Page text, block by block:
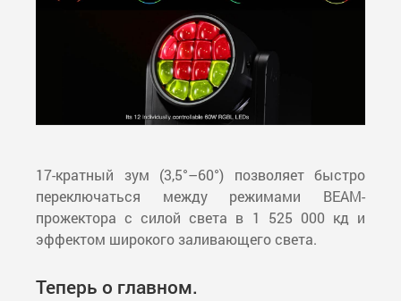
17-кратный зум (3,5°–60°) позволяет быстро
переключаться между режимами BEAM-
прожектора с силой света в 1 525 000 кд и
эффектом широкого заливающего света.
Теперь о главном.